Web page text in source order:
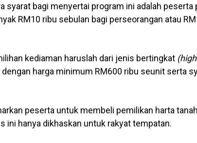
syarat bagi menyertai program ini adalah
RM10 ribu sebulan bagi perseorangan atau
kediaman haruslah dari jenis bertingkat
harga minimum RM600 ribu seunit serta
peserta untuk membeli pemilikan harta tanah
ini hanya dikhaskan untuk rakyat tempatan.